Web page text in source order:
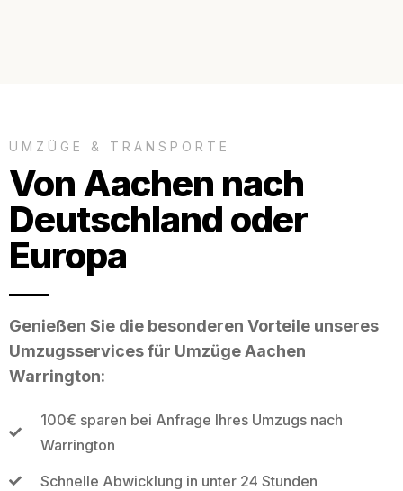
UMZÜGE & TRANSPORTE
Von Aachen nach
Deutschland oder
Europa
Genießen Sie die besonderen Vorteile unseres
Umzugsservices für Umzüge Aachen
Warrington:
100€ sparen bei Anfrage Ihres Umzugs nach
Warrington
Schnelle Abwicklung in unter 24 Stunden